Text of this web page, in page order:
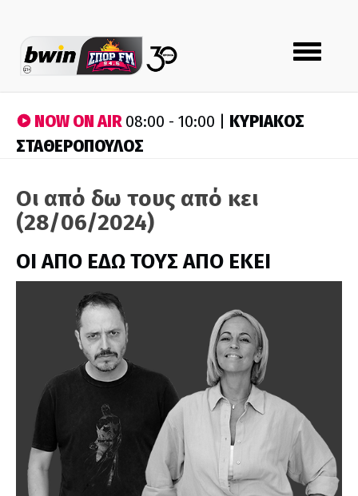
Toggle
navigation
NOW ON AIR08:00 - 10:00 | ΚΥΡΙΑΚΟΣ
ΣΤΑΘΕΡΟΠΟΥΛΟΣ
Οι από δω τους από κει
(28/06/2024)
ΟΙ ΑΠΟ ΕΔΩ ΤΟΥΣ ΑΠΟ ΕΚΕΙ